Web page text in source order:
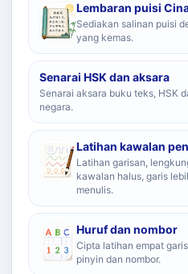
Lembaran puisi
Sediakan salinan puisi
yang kemas.
Senarai HSK dan aksara
Senarai aksara buku teks, HSK
negara.
Latihan kawalan pen
Latihan garisan,
kawalan halus, garis
menulis.
Huruf dan nombor
Cipta latihan empat
pinyin dan nombor.